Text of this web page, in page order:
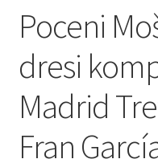
Poceni
dresi
Madrid
Fran